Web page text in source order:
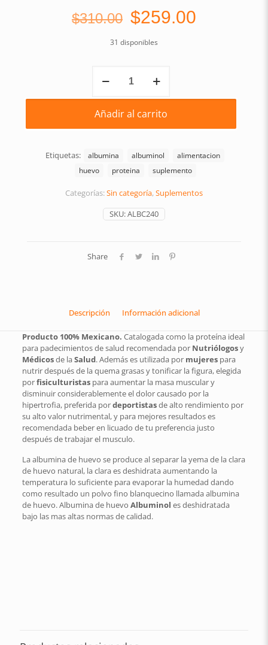
$310.00 Original
price
was:
$259.00
31 disponibles
Chica
Añadir al carrito
SKU:ALBC240
Categorías:Sin categoría,Suplementos
Etiquetas: albumina albuminol
alimentacion
huevo
proteina suplemento
Share
Descripción Información adicional
Producto 100% Mexicano. Catalogada como la proteína ideal
para padecimientos de salud recomendada por Nutriólogosy
Médicosde laSalud. Además es utilizada por mujerespara
nutrir después de la quema grasas y tonificar la figura, elegida
porfisiculturistaspara aumentar la masa muscular y
disminuir considerablemente el dolor causado por la
hipertrofia, preferida pordeportistasde alto rendimiento por
su alto valor nutrimental, y para mejores resultados es
recomendada beber en licuado de tu preferencia justo
después de trabajar el musculo.
La albumina de huevo se produce al separar la yema de la clara
de huevo natural, la clara es deshidrata aumentando la
temperatura lo suficiente para evaporar la humedad dando
como resultado un polvo fino blanquecino llamada albumina
de huevo. Albumina de huevo Albuminol es deshidratada
bajo las mas altas normas de calidad.